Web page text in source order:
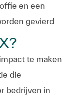
en een
gevierd
te maken
die
bedrijven in